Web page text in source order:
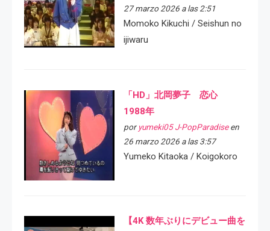
27 marzo 2026 a las 2:51
Momoko Kikuchi / Seishun no
ijiwaru
「HD」北岡夢子 恋心
1988年
por yumeki05 J-PopParadiseen
26 marzo 2026 a las 3:57
Yumeko Kitaoka / Koigokoro
【4K 数年ぶりにデビュー曲を